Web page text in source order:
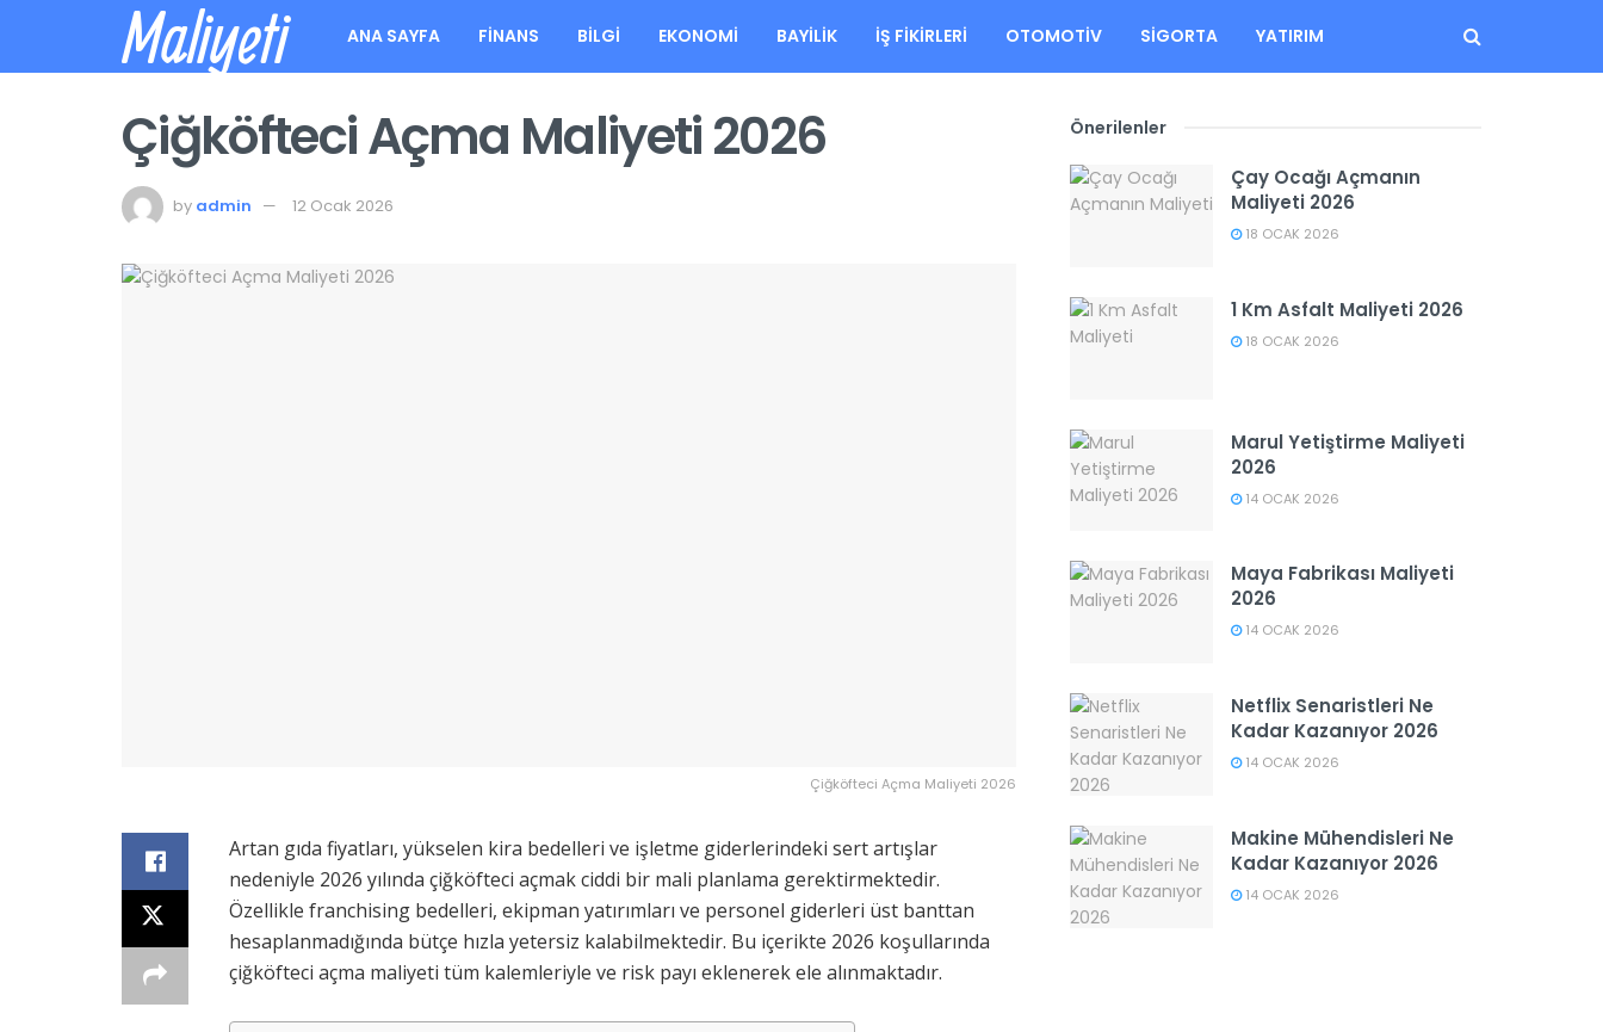
Maliyeti ANA SAYFA FINANS BILGI EKONOMI BAYILIK İŞ FIKIRLERI OTOMOTIV SIGORTA YATIRIM
Çiğköfteci Açma Maliyeti 2026
by admin 12 Ocak 2026
Çiğköfteci Açma Maliyeti 2026
Artan gıda fiyatları, yükselen kira bedelleri ve işletme giderlerindeki sert artışlar
nedeniyle 2026 yılında çiğköfteci açmak ciddi bir mali planlama gerektirmektedir.
Özellikle franchising bedelleri, ekipman yatırımları ve personel giderleri üst banttan
hesaplanmadığında bütçe hızla yetersiz kalabilmektedir. Bu içerikte 2026 koşullarında
çiğköfteci açma maliyeti tüm kalemleriyle ve risk payı eklenerek ele alınmaktadır.
Önerilenler
Çay Ocağı Açmanın
Maliyeti 2026
18 OCAK 2026
1 Km Asfalt Maliyeti 2026
18 OCAK 2026
Marul Yetiştirme Maliyeti
2026
14 OCAK 2026
Maya Fabrikası Maliyeti
2026
14 OCAK 2026
Netflix Senaristleri Ne
Kadar Kazanıyor 2026
14 OCAK 2026
Makine Mühendisleri Ne
Kadar Kazanıyor 2026
14 OCAK 2026